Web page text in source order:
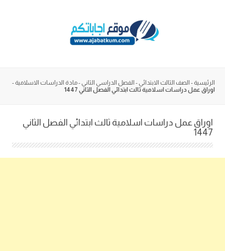
الرئيسية - الصف الثالث الابتدائي - الفصل الدراسي الثاني -مادة الدراسات الاسلامية -
اوراق عمل دراسات اسلامية ثالث ابتدائي الفصل الثاني 1447
اوراق عمل دراسات اسلامية ثالث ابتدائي الفصل الثاني
1447